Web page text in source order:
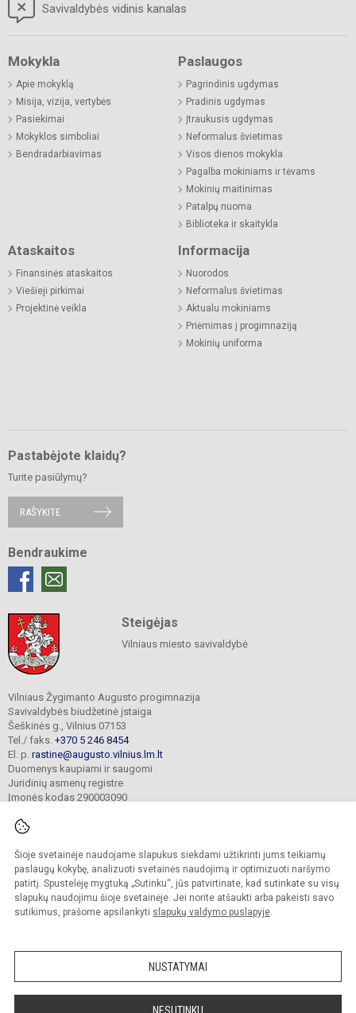
Šioje svetainėje naudojame slapukus siekdami užtikrinti jums teikiamų
paslaugų kokybę, analizuoti svetainės naudojimą ir optimizuoti naršymo
patirtį. Spustelėję mygtuką „Sutinku“, jūs patvirtinate, kad sutinkate su visų
slapukų naudojimu šioje svetainėje. Jei norite atšaukti arba pakeisti savo
sutikimus, prašome apsilankyti slapukų valdymo puslapyje.
NUSTATYMAI
NESUTINKU
Savivaldybės vidinis kanalas
Mokykla
Apie mokyklą
Misija, vizija, vertybės
Pasiekimai
Mokyklos simboliai
Bendradarbiavimas
Paslaugos
Pagrindinis ugdymas
Pradinis ugdymas
Įtraukusis ugdymas
Neformalus švietimas
Visos dienos mokykla
Pagalba mokiniams ir tėvams
Mokinių maitinimas
Patalpų nuoma
Biblioteka ir skaitykla
Ataskaitos
Finansinės ataskaitos
Viešieji pirkimai
Projektinė veikla
Informacija
Nuorodos
Neformalus švietimas
Aktualu mokiniams
Priėmimas į progimnaziją
Mokinių uniforma
Pastabėjote klaidų?
Turite pasiūlymų?
RAŠYKITE
Bendraukime
Steigėjas
Vilniaus miesto savivaldybė
Vilniaus Žygimanto Augusto progimnazija
Savivaldybės biudžetinė įstaiga
Šeškinės g., Vilnius 07153
Tel./ faks. +370 5 246 8454
El. p. rastine@augusto.vilnius.lm.lt
Duomenys kaupiami ir saugomi
Juridinių asmenų registre
Įmonės kodas 290003090
© 2021. Vilniaus Žygimanto Augusto progimnazija. Visos teisės saugomos.
Kopijuoti turinį be raštiško mokyklos sutikimo griežtai draudžiama.
Versija neįgaliesiems Slapukų valdymas